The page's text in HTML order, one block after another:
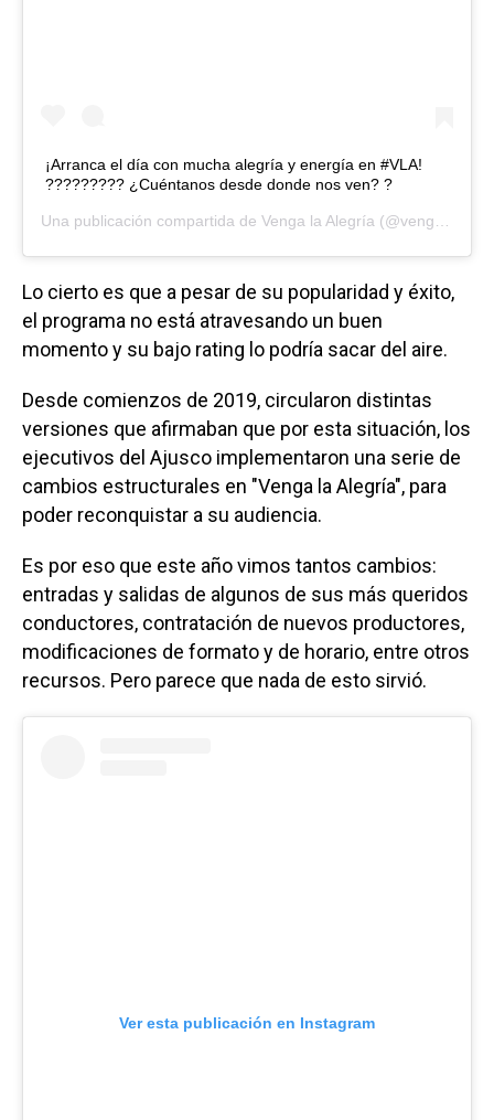
¡Arranca el día con mucha alegría y energía en #VLA!
????????? ¿Cuéntanos desde donde nos ven? ?
Una publicación compartida de Venga la Alegría (@vengalaalegriatva) el
Lo cierto es que a pesar de su popularidad y éxito,
el programa no está atravesando un buen
momento y su bajo rating lo podría sacar del aire.
Desde comienzos de 2019, circularon distintas
versiones que afirmaban que por esta situación, los
ejecutivos del Ajusco implementaron una serie de
cambios estructurales en "Venga la Alegría", para
poder reconquistar a su audiencia.
Es por eso que este año vimos tantos cambios:
entradas y salidas de algunos de sus más queridos
conductores, contratación de nuevos productores,
modificaciones de formato y de horario, entre otros
recursos. Pero parece que nada de esto sirvió.
Ver esta publicación en Instagram